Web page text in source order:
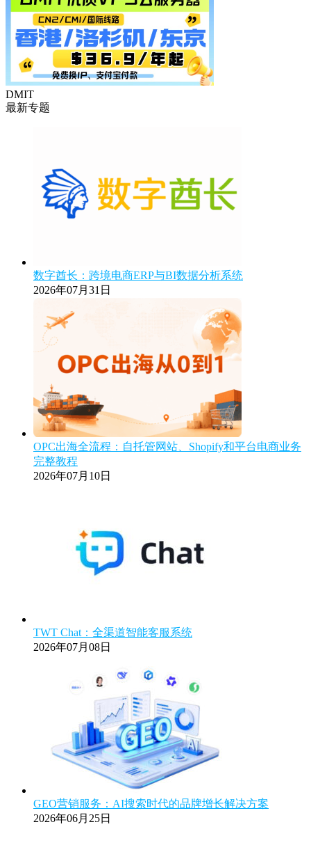
DMIT
最新专题
数字酋长：跨境电商ERP与BI数据分析系统
2026年07月31日
OPC出海全流程：自托管网站、Shopify和平台电商业务
完整教程
2026年07月10日
TWT Chat：全渠道智能客服系统
2026年07月08日
GEO营销服务：AI搜索时代的品牌增长解决方案
2026年06月25日